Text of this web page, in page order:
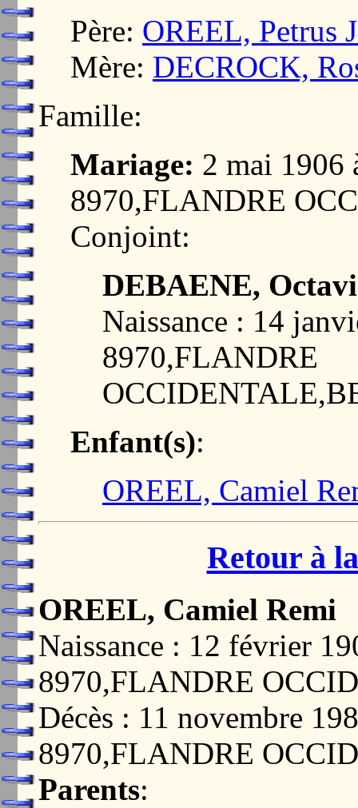
Père: OREEL, Petrus
Mère: DECROCK,
Famille:
Mariage: 2 mai 1906
8970,FLANDRE
Conjoint:
DEBAENE,
Naissance : 14
8970,FLANDRE
Enfant(s):
OREEL, Camiel
Retour à
OREEL, Camiel Remi
Naissance : 12 février
8970,FLANDRE
Décès : 11 novembre
8970,FLANDRE
Parents: